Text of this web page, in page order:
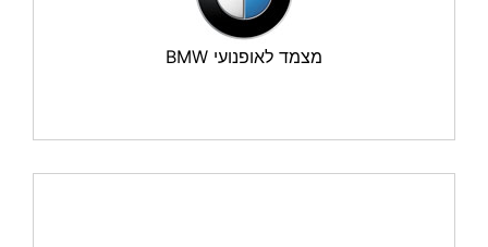
מצמד לאופנועי BMW